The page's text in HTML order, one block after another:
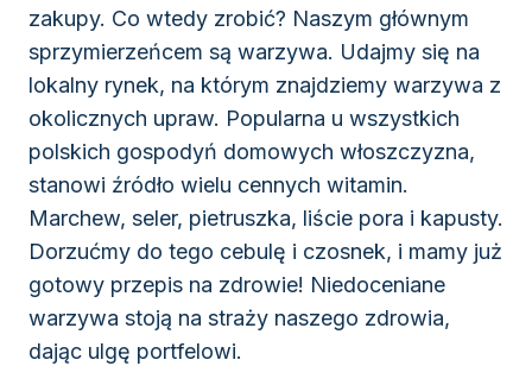
zakupy. Co wtedy zrobić? Naszym głównym
sprzymierzeńcem są warzywa. Udajmy się na
lokalny rynek, na którym znajdziemy warzywa z
okolicznych upraw. Popularna u wszystkich
polskich gospodyń domowych włoszczyzna,
stanowi źródło wielu cennych witamin.
Marchew, seler, pietruszka, liście pora i kapusty.
Dorzućmy do tego cebulę i czosnek, i mamy już
gotowy przepis na zdrowie! Niedoceniane
warzywa stoją na straży naszego zdrowia,
dając ulgę portfelowi.